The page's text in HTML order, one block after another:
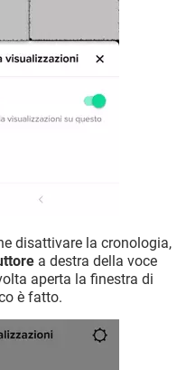
disattivare la cronologia,
a destra della voce
aperta la finestra di
è fatto.